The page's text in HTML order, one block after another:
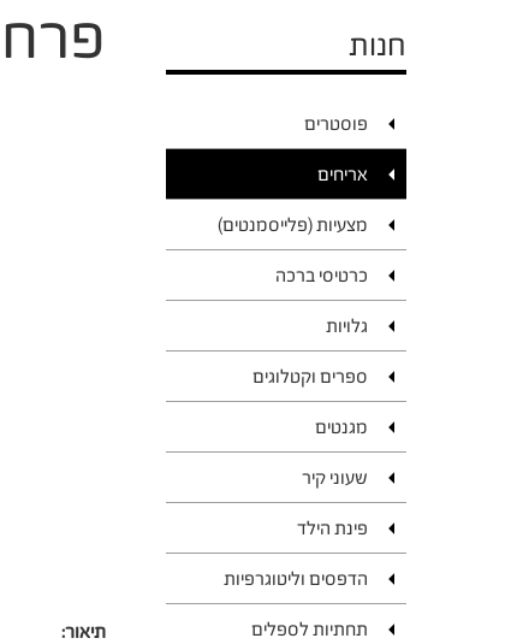
חנות
פוסטרים
אריחים
מצעיות (פלייסמנטים)
כרטיסי ברכה
גלויות
ספרים וקטלוגים
מגנטים
שעוני קיר
פינת הילד
הדפסים וליטוגרפיות
תחתיות לספלים
תיאור: